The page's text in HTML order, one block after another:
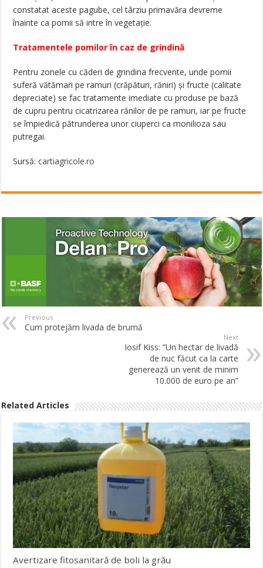
constatat aceste pagube, cel târziu primavăra devreme
înainte ca pomii să intre în vegetație.
Tratamentele pomilor în caz de grindină
Pentru zonele cu căderi de grindina frecvente, unde pomii
suferă vătămari pe ramuri (crăpături, răniri) și fructe (calitate
depreciate) se fac tratamente imediate cu produse pe bază
de cupru pentru cicatrizarea rănilor de pe ramuri, iar pe fructe
se împiedică pătrunderea unor ciuperci ca monilioza sau
putregai.
Sursă:cartiagricole.ro
Previous
Cum protejăm livada de brumă
Next
Iosif Kiss: ”Un hectar de livadă
de nuc făcut ca la carte
generează un venit de minim
10.000 de euro pe an”
Related Articles
Avertizare fitosanitară de boli la grău